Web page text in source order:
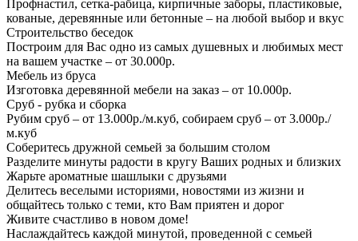
Профнастил, сетка-рабица, кирпичные заборы, пластиковые,
кованые, деревянные или бетонные – на любой выбор и вкус
Строительство беседок
Построим для Вас одно из самых душевных и любимых мест
на вашем участке – от 30.000р.
Мебель из бруса
Изготовка деревянной мебели на заказ – от 10.000р.
Сруб - рубка и сборка
Рубим сруб – от 13.000р./м.куб, собираем сруб – от 3.000р./
м.куб
Соберитесь дружной семьей за большим столом
Разделите минуты радости в кругу Ваших родных и близких
Жарьте ароматные шашлыки с друзьями
Делитесь веселыми историями, новостями из жизни и
общайтесь только с теми, кто Вам приятен и дорог
Живите счастливо в новом доме!
Наслаждайтесь каждой минутой, проведенной с семьей